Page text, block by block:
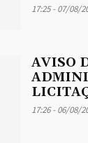
17:25 - 07/08/
AVISO
17:26 - 06/08/